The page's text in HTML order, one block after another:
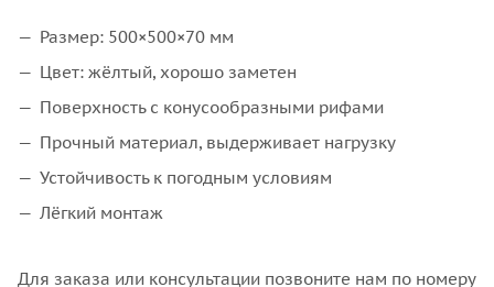
Размер: 500×500×70 мм
Цвет: жёлтый, хорошо заметен
Поверхность с конусообразными рифами
Прочный материал, выдерживает нагрузку
Устойчивость к погодным условиям
Лёгкий монтаж
Для заказа или консультации позвоните нам по номеру